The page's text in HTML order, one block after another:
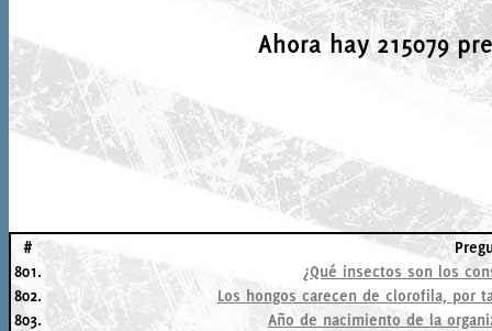
Ahora hay 215079
#
801.
¿Qué insectos son los
802.
Los hongos carecen de clorofila, por
803.
Año de nacimiento de la